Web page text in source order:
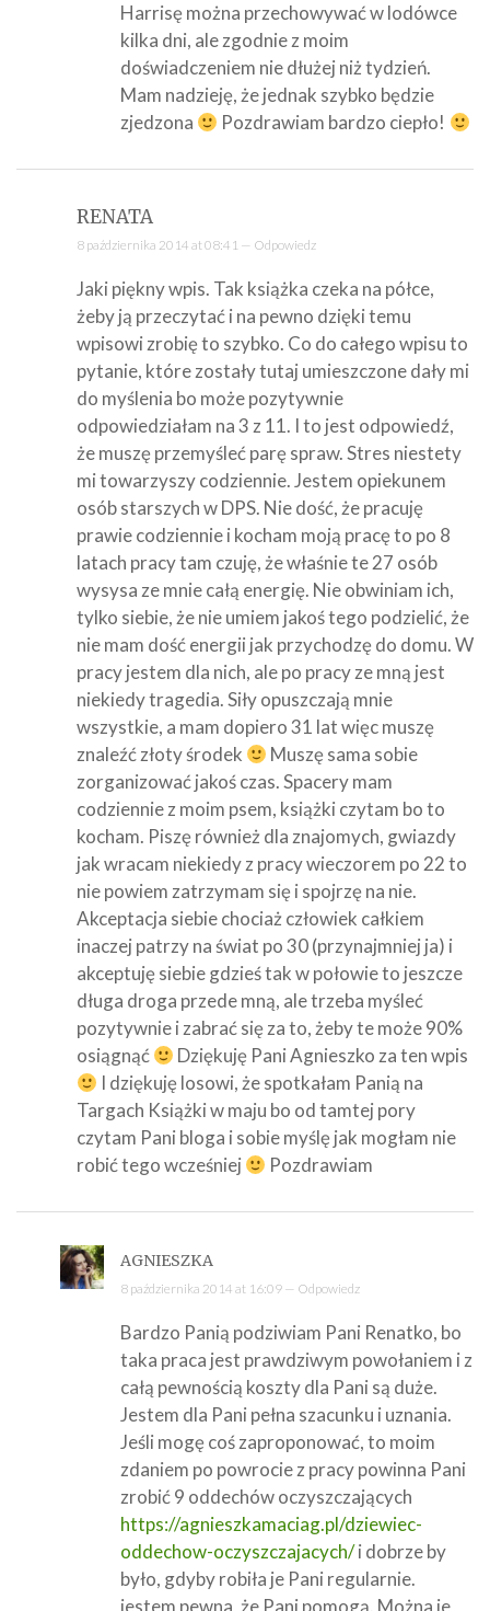
Harrisę można przechowywać w lodówce
kilka dni, ale zgodnie z moim
doświadczeniem nie dłużej niż tydzień.
Mam nadzieję, że jednak szybko będzie
zjedzona
Pozdrawiam bardzo ciepło!
RENATA
8 października 2014 at 08:41 — Odpowiedz
Jaki piękny wpis. Tak książka czeka na półce,
żeby ją przeczytać i na pewno dzięki temu
wpisowi zrobię to szybko. Co do całego wpisu to
pytanie, które zostały tutaj umieszczone dały mi
do myślenia bo może pozytywnie
odpowiedziałam na 3 z 11. I to jest odpowiedź,
że muszę przemyśleć parę spraw. Stres niestety
mi towarzyszy codziennie. Jestem opiekunem
osób starszych w DPS. Nie dość, że pracuję
prawie codziennie i kocham moją pracę to po 8
latach pracy tam czuję, że właśnie te 27 osób
wysysa ze mnie całą energię. Nie obwiniam ich,
tylko siebie, że nie umiem jakoś tego podzielić, że
nie mam dość energii jak przychodzę do domu. W
pracy jestem dla nich, ale po pracy ze mną jest
niekiedy tragedia. Siły opuszczają mnie
wszystkie, a mam dopiero 31 lat więc muszę
znaleźć złoty środek
Muszę sama sobie
zorganizować jakoś czas. Spacery mam
codziennie z moim psem, książki czytam bo to
kocham. Piszę również dla znajomych, gwiazdy
jak wracam niekiedy z pracy wieczorem po 22 to
nie powiem zatrzymam się i spojrzę na nie.
Akceptacja siebie chociaż człowiek całkiem
inaczej patrzy na świat po 30 (przynajmniej ja) i
akceptuję siebie gdzieś tak w połowie to jeszcze
długa droga przede mną, ale trzeba myśleć
pozytywnie i zabrać się za to, żeby te może 90%
osiągnąć
Dziękuję Pani Agnieszko za ten wpis
I dziękuję losowi, że spotkałam Panią na
Targach Książki w maju bo od tamtej pory
czytam Pani bloga i sobie myślę jak mogłam nie
robić tego wcześniej
Pozdrawiam
AGNIESZKA
8 października 2014 at 16:09 — Odpowiedz
Bardzo Panią podziwiam Pani Renatko, bo
taka praca jest prawdziwym powołaniem i z
całą pewnością koszty dla Pani są duże.
Jestem dla Pani pełna szacunku i uznania.
Jeśli mogę coś zaproponować, to moim
zdaniem po powrocie z pracy powinna Pani
zrobić 9 oddechów oczyszczających
https://agnieszkamaciag.pl/dziewiec-
oddechow-oczyszczajacych/i dobrze by
było, gdyby robiła je Pani regularnie.